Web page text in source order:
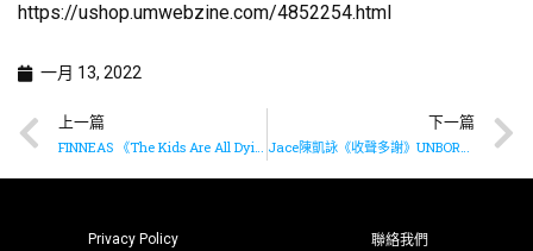
https://ushop.umwebzine.com/4852254.html
一月 13, 2022
上一篇
FINNEAS 《The Kids Are All Dying》MV現已上架
下一篇
Jace陳凱詠《收聲多謝》UNBORDERED LIVE Version 現已上架
Privacy Policy 聯絡我們